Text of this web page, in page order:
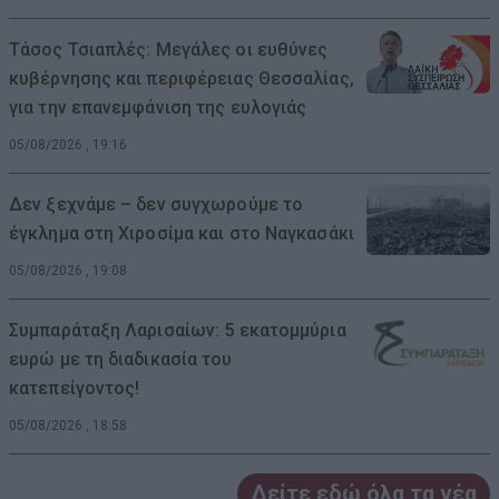
Τάσος Τσιαπλές: Μεγάλες οι ευθύνες
κυβέρνησης και περιφέρειας Θεσσαλίας,
για την επανεμφάνιση της ευλογιάς
05/08/2026 , 19:16
Δεν ξεχνάμε – δεν συγχωρούμε το
έγκλημα στη Χιροσίμα και στο Ναγκασάκι
05/08/2026 , 19:08
Συμπαράταξη Λαρισαίων: 5 εκατομμύρια
ευρώ με τη διαδικασία του
κατεπείγοντος!
05/08/2026 , 18:58
Δείτε εδώ όλα τα νέα